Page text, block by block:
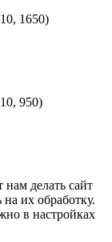
1650)
950)
делать сайт
их обработку.
в настройках